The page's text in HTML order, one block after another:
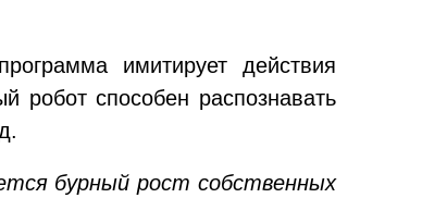
имитирует действия
робот способен распознавать
бурный рост собственных